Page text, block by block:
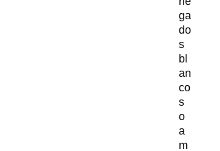
ga
do
s
bl
an
co
s
o
a
m